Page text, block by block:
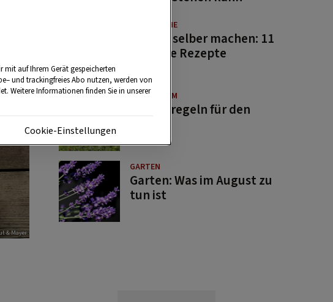
& Mayer
GUTE KÜCHE
Saucen selber machen: 11
beliebte Rezepte
BRAUCHTUM
Bauernregeln für den
GARTEN
Garten: Was im August zu
tun ist
mit auf Ihrem Gerät gespeicherten
und trackingfreies Abo nutzen, werden von
Weitere Informationen finden Sie in unserer
Cookie-Einstellungen